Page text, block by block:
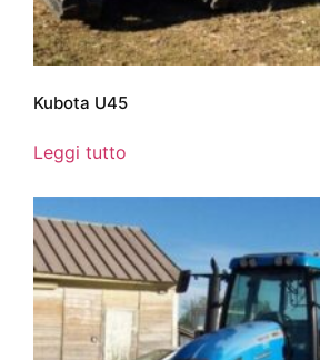
Kubota U45
Leggi tutto